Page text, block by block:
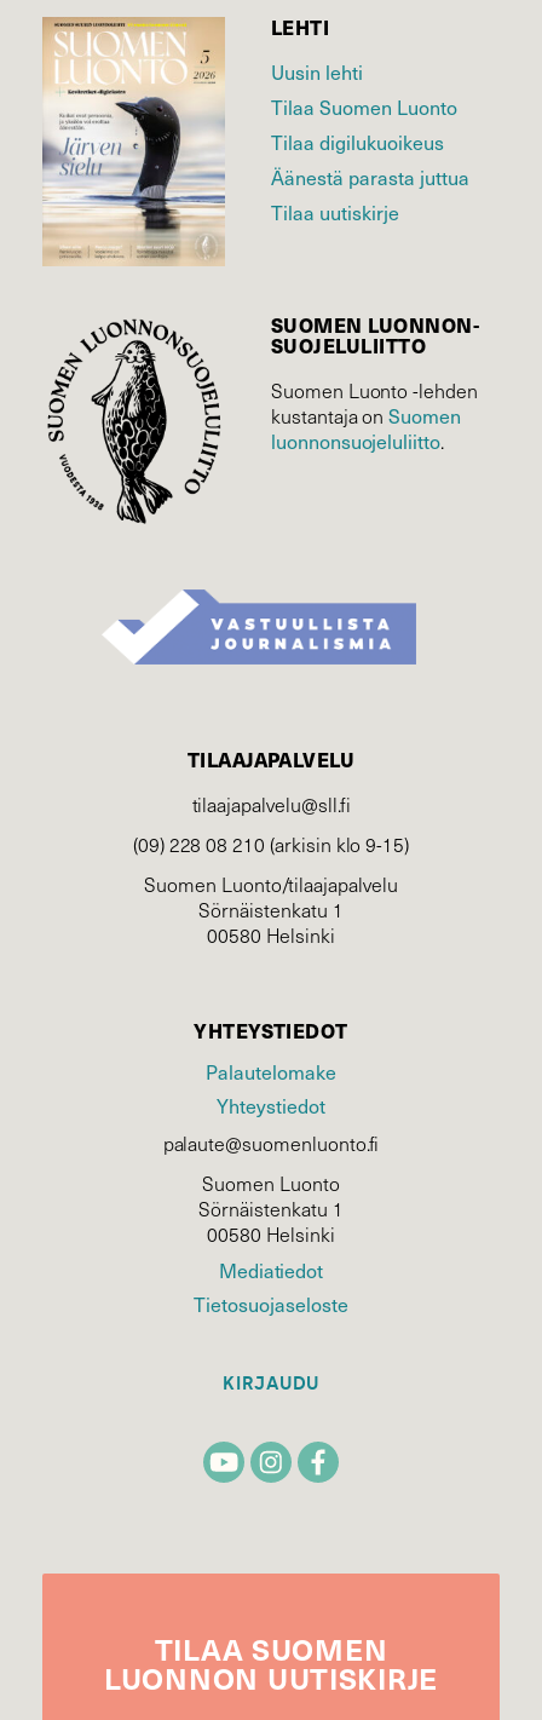
LEHTI
Uusin lehti
Tilaa Suomen Luonto
Tilaa digilukuoikeus
Äänestä parasta juttua
Tilaa uutiskirje
SUOMEN LUONNON­
SUOJELU­LIITTO
Suomen Luonto -lehden
kustantaja onSuomen
luonnonsuojelu­liitto.
TILAAJAPALVELU
tilaajapalvelu@sll.fi
(09) 228 08 210 (arkisin klo 9-15)
Suomen Luonto/tilaajapalvelu
Sörnäistenkatu 1
00580 Helsinki
YHTEYSTIEDOT
Palautelomake
Yhteystiedot
palaute@suomenluonto.fi
Suomen Luonto
Sörnäistenkatu 1
00580 Helsinki
Mediatiedot
Tietosuojaseloste
KIRJAUDU
TILAA SUOMEN
LUONNON UUTIS­KIRJE